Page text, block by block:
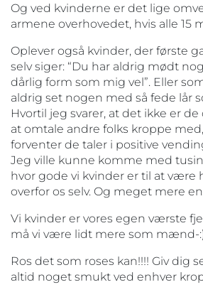
Og ved kvinderne er det lige
armene overhovedet, hvis alle 15
Oplever også kvinder, der første
selv siger: “Du har aldrig mødt
dårlig form som mig vel”. Eller
aldrig set nogen med så fede lår
Hvortil jeg svarer, at det ikke er
at omtale andre folks kroppe
forventer de taler i positive
Jeg ville kunne komme med
hvor gode vi kvinder er til at være
overfor os selv. Og meget mere
Vi kvinder er vores egen værste
må vi være lidt mere som mænd-
Ros det som roses kan!!!! Giv dig
altid noget smukt ved enhver